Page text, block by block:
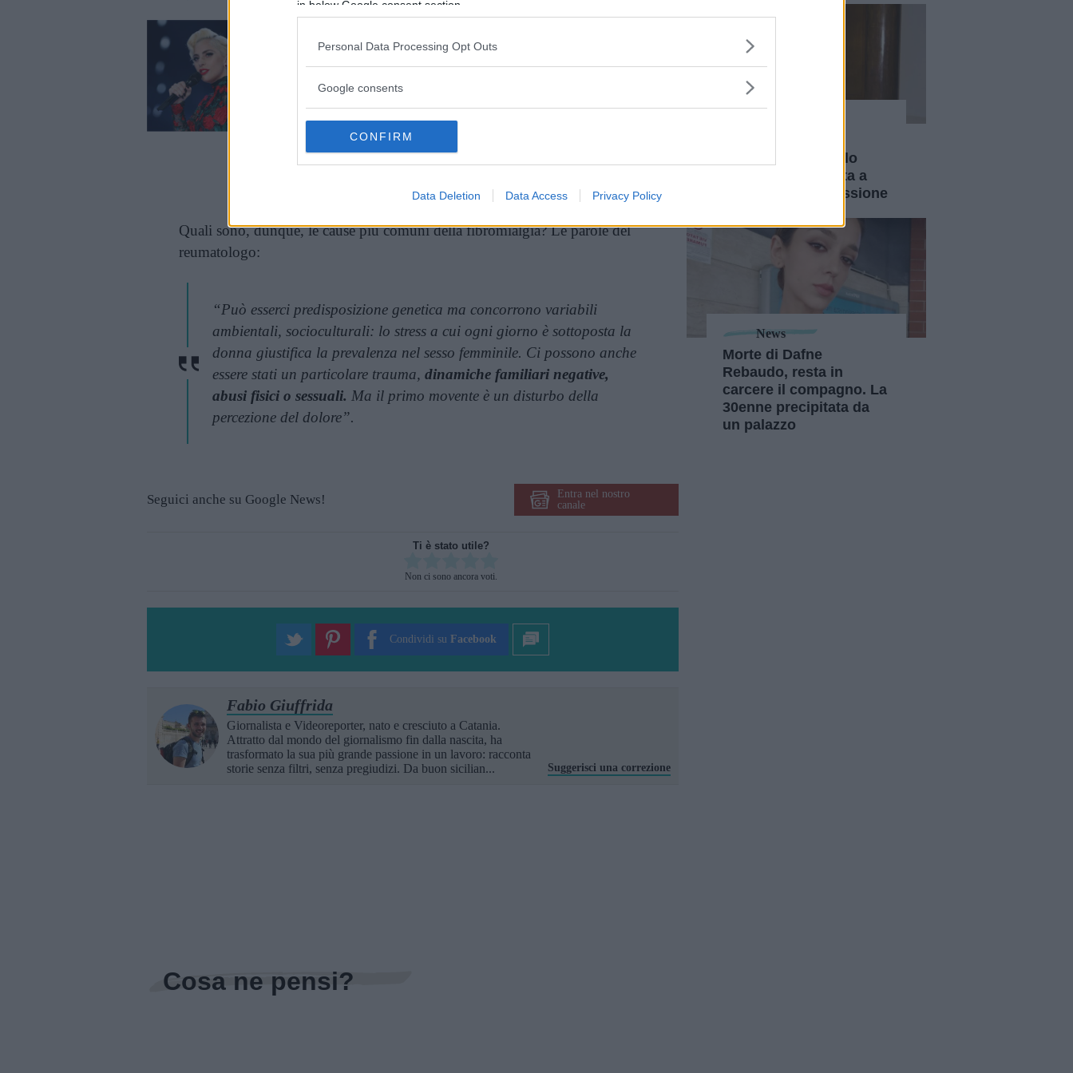
in below Google consent section.
Personal Data Processing Opt Outs
Google consents
CONFIRM
Data Deletion Data Access Privacy Policy
Vi raccomandiamo...
Lady Gaga, ricoverata per
fibromialgia: "I dolori mi impediscono
una vita normale"
Continua a leggere dopo la pubblicità
Quali sono, dunque, le cause più comuni della fibromialgia? Le parole del
reumatologo:
“Può esserci predisposizione genetica ma concorrono variabili
ambientali, socioculturali: lo stress a cui ogni giorno è sottoposta la
donna giustifica la prevalenza nel sesso femminile. Ci possono anche
essere stati un particolare trauma, dinamiche familiari negative,
abusi fisici o sessuali. Ma il primo movente è un disturbo della
percezione del dolore”.
Seguici anche su Google News!
Entra nel nostro
canale
Ti è stato utile?
Non ci sono ancora voti.
Condividi su Facebook
Fabio Giuffrida
Giornalista e Videoreporter, nato e cresciuto a Catania.
Attratto dal mondo del giornalismo fin dalla nascita, ha
trasformato la sua più grande passione in un lavoro: racconta
storie senza filtri, senza pregiudizi. Da buon sicilian...
Suggerisci una correzione
racconta di come lo
yoga l'abbia aiutata a
superare la depressione
News
Morte di Dafne
Rebaudo, resta in
carcere il compagno. La
30enne precipitata da
un palazzo
Cosa ne pensi?